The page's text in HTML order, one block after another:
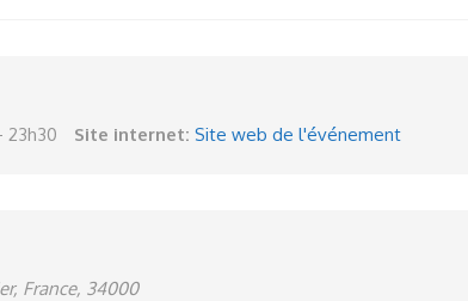
23h30 Site internet: Site web de l'événement
France, 34000